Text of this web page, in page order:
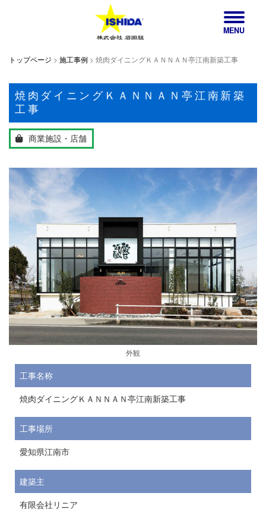
MENU
トップページ > 施工事例 > 焼肉ダイニングＫＡＮＮＡＮ亭江南新築工事
焼肉ダイニングＫＡＮＮＡＮ亭江南新築
工事
商業施設・店舗
外観
工事名称
焼肉ダイニングＫＡＮＮＡＮ亭江南新築工事
工事場所
愛知県江南市
建築主
有限会社リニア